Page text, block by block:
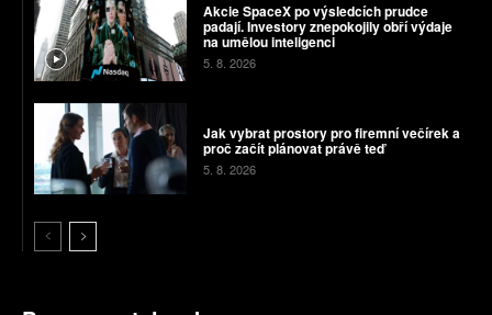
Akcie SpaceX po výsledcích prudce
padají. Investory znepokojily obří výdaje
na umělou inteligenci
5. 8. 2026
Jak vybrat prostory pro firemní večírek a
proč začít plánovat právě teď
5. 8. 2026